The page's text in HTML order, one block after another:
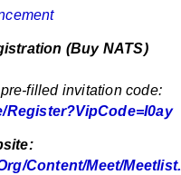
(Buy NATS)
filled invitation code:
register?vipCode=i0ay
content/meet/